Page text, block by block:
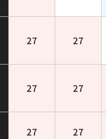
27 27
27 27
27 27